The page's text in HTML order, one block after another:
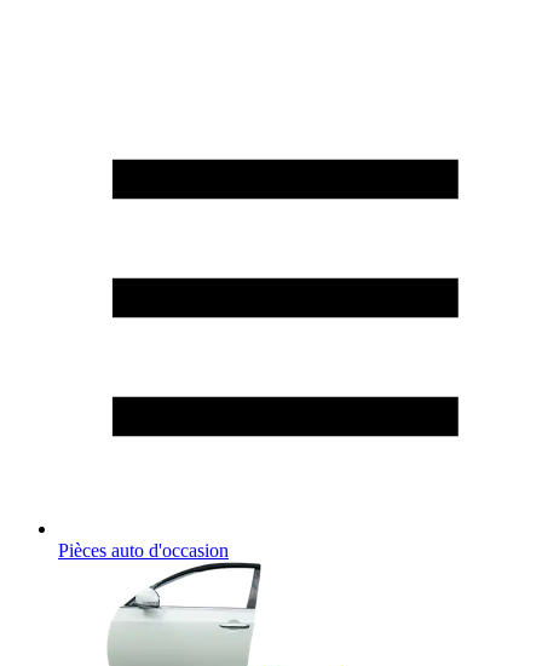
Pièces auto d'occasion